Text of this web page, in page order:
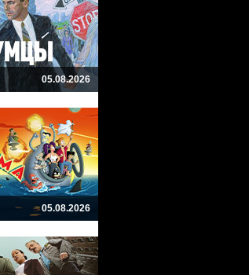
05.08.2026
05.08.2026